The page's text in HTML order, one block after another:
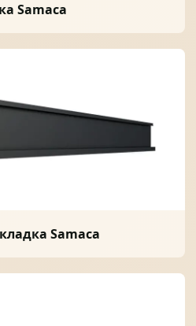
Samaca
Samaca